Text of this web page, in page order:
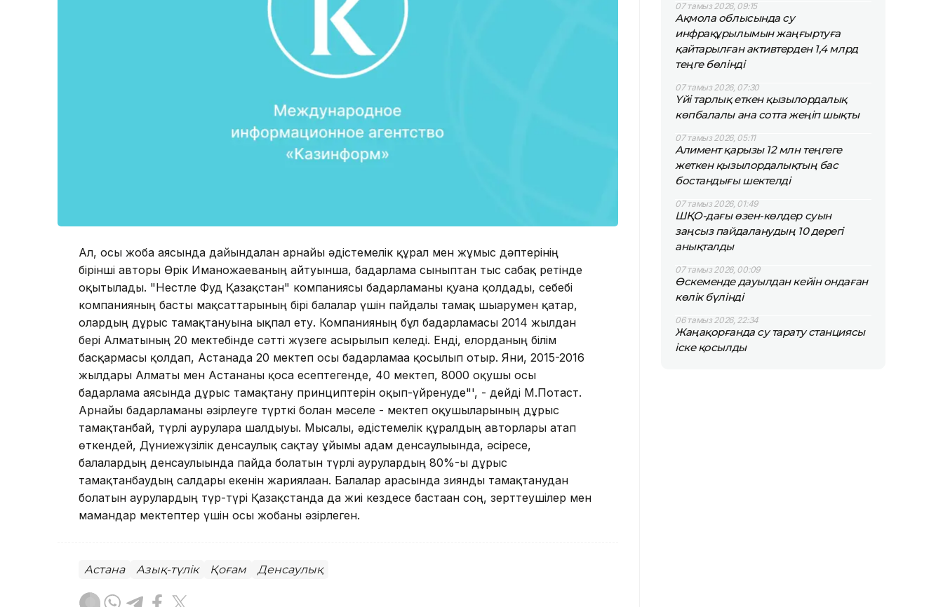
Ал, осы жоба аясында дайындалған арнайы əдістемелік құрал мен жұмыс дəптерінің
бірінші авторы Өрік Иманғожаеваның айтуынша, бағдарлама сыныптан тыс сабақ ретінде
оқытылады. "Нестле Фуд Қазақстан" компаниясы бағдарламаны қуана қолдады, себебі
компанияның басты мақсаттарының бірі балалар үшін пайдалы тамақ шығарумен қатар,
олардың дұрыс тамақтануына ықпал ету. Компанияның бұл бағдарламасы 2014 жылдан
бері Алматының 20 мектебінде сəтті жүзеге асырылып келеді. Енді, елорданың білім
басқармасы қолдап, Астанада 20 мектеп осы бағдарламаға қосылып отыр. Яғни, 2015-2016
жылдары Алматы мен Астананы қоса есептегенде, 40 мектеп, 8000 оқушы осы
бағдарлама аясында дұрыс тамақтану принциптерін оқып-үйренуде"', - дейді М.Потаст.
Арнайы бағдарламаны əзірлеуге түрткі болған мəселе - мектеп оқушыларының дұрыс
тамақтанбай, түрлі ауруларға шалдығуы. Мысалы, əдістемелік құралдың авторлары атап
өткендей, Дүниежүзілік денсаулық сақтау ұйымы адам денсаулығында, əсіресе,
балалардың денсаулығында пайда болатын түрлі аурулардың 80%-ы дұрыс
тамақтанбаудың салдары екенін жариялаған. Балалар арасында зиянды тамақтанудан
болатын аурулардың түр-түрі Қазақстанда да жиі кездесе бастаған соң, зерттеушілер мен
мамандар мектептер үшін осы жобаны əзірлеген.
Астана Азық-түлік Қоғам Денсаулық
07 тамыз 2026, 09:15
Ақмола облысында су
инфрақұрылымын жаңғыртуға
қайтарылған активтерден 1,4 млрд
теңге бөлінді
07 тамыз 2026, 07:30
Үйі тарлық еткен қызылордалық
көпбалалы ана сотта жеңіп шықты
07 тамыз 2026, 05:11
Алимент қарызы 12 млн теңгеге
жеткен қызылордалықтың бас
бостандығы шектелді
07 тамыз 2026, 01:49
ШҚО-дағы өзен-көлдер суын
заңсыз пайдаланудың 10 дерегі
анықталды
07 тамыз 2026, 00:09
Өскеменде дауылдан кейін ондаған
көлік бүлінді
06 тамыз 2026, 22:34
Жаңақорғанда су тарату станциясы
іске қосылды